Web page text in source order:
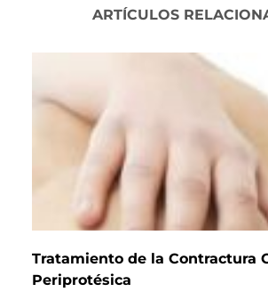
ARTÍCULOS
Tratamiento de la Contractura
Periprotésica